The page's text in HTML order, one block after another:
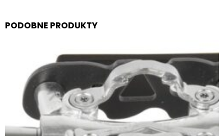
PODOBNE PRODUKTY